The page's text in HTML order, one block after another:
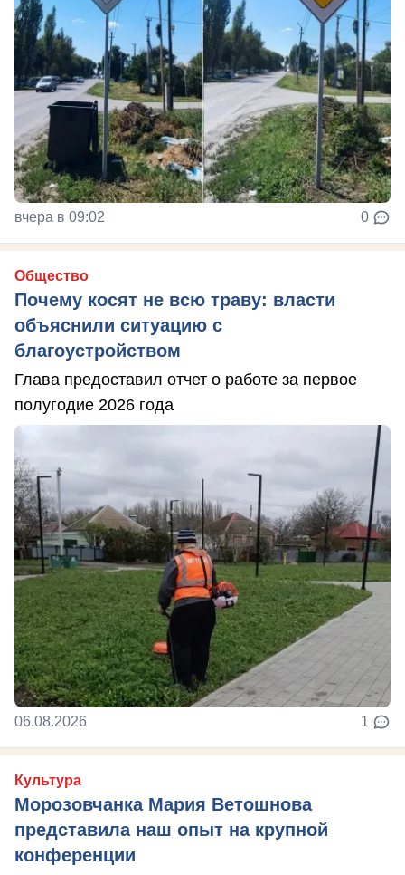
вчера в 09:02 0
Общество
Почему косят не всю траву: власти
объяснили ситуацию с
благоустройством
Глава предоставил отчет о работе за первое
полугодие 2026 года
06.08.2026 1
Культура
Морозовчанка Мария Ветошнова
представила наш опыт на крупной
конференции